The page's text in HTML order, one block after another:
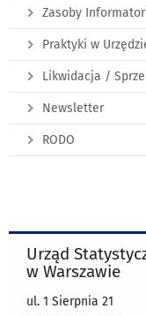
Zasoby
Praktyki w
Likwidacja /
Newsletter
RODO
Urząd
w Warszawie
ul. 1 Sierpnia 21